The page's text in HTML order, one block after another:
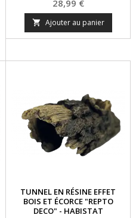
28,99 €
 Ajouter au panier
TUNNEL EN RÉSINE EFFET
BOIS ET ÉCORCE "REPTO
DECO" - HABISTAT